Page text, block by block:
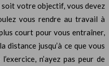
soit votre objectif, vous devez
vous rendre au travail à
court pour vous entraîner,
distance jusqu’à ce que vous
n’ayez pas peur de